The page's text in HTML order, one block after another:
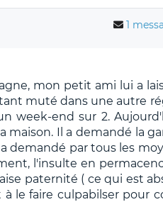
1
mon petit ami lui a
muté dans une autre
week-end sur 2.
maison. Il a demandé la
demandé par tous les
l'insulte en
paternité ( ce qui est
le faire culpabilser pour